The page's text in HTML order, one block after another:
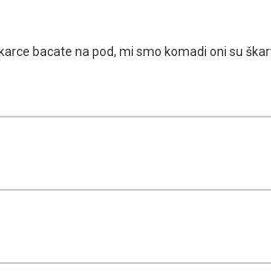
bacate na pod, mi smo komadi oni su